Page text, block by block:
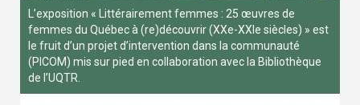
L’exposition « Littérairement femmes : 25 œuvres de
femmes du Québec à (re)découvrir (XXe-XXIe siècles) » est
le fruit d’un projet d’intervention dans la communauté
(PICOM) mis sur pied en collaboration avec la Bibliothèque
de l’UQTR.